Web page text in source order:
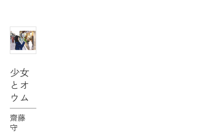
少女
とオ
ウム
齋藤
守